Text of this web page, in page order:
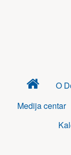
Dom
zdravlja
O
Medija centar